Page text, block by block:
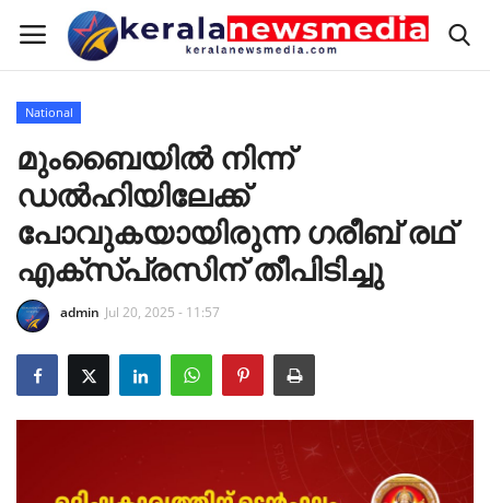
Home
Keralam
National
International
Sports
RealEstate
National
മുംബൈയിൽ നിന്ന്
ഡൽഹിയിലേക്ക്
പോവുകയായിരുന്ന ഗരീബ് രഥ്
എക്സ്പ്രസിന് തീപിടിച്ചു
admin Jul 20, 2025 - 11:57